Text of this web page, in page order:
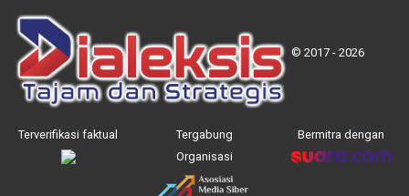
© 2017 - 2026
Terverifikasi faktual
Tergabung
Organisasi
Bermitra dengan